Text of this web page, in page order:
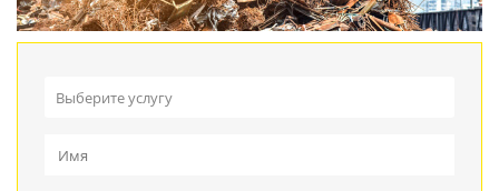
Выберите услугу